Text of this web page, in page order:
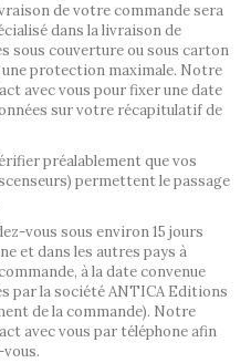
de votre commande sera
dans la livraison de
sous couverture ou sous carton
protection maximale. Notre
avec vous pour fixer une date
sur votre récapitulatif de
préalablement que vos
permettent le passage
vous sous environ 15 jours
et dans les autres pays à
à la date convenue
par la société ANTICA Editions
de la commande). Notre
avec vous par téléphone afin